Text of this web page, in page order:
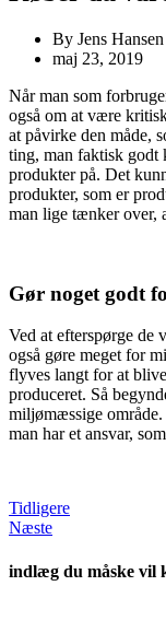
By Jens Hansen
maj 23, 2019
Når man som
også om at være
at påvirke den måde,
ting, man faktisk godt
produkter på. Det
produkter, som er
man lige tænker over,
Gør noget godt
Ved at efterspørge de
også gøre meget for
flyves langt for at
produceret. Så
miljømæssige
man har et ansvar,
Tidligere
Næste
indlæg du måske vil